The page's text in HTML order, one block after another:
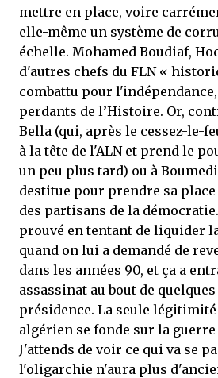
mettre en place, voire
elle-même un système de
échelle. Mohamed Boudiaf,
d'autres chefs du FLN «
combattu pour
perdants de l’Histoire. Or,
Bella (qui, après le cessez-le-
à la tête de l'ALN et prend le
un peu plus tard) ou à
destitue pour prendre sa place
des partisans de la
prouvé en tentant de liquider
quand on lui a demandé de
dans les années 90, et ça a
assassinat au bout de
présidence. La seule
algérien se fonde sur la
J'attends de voir ce qui va se
l'oligarchie n'aura plus